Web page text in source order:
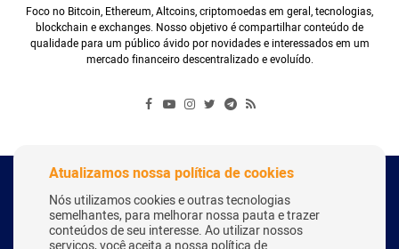
Foco no Bitcoin, Ethereum, Altcoins, criptomoedas em geral, tecnologias,
blockchain e exchanges. Nosso objetivo é compartilhar conteúdo de
qualidade para um público ávido por novidades e interessados em um
mercado financeiro descentralizado e evoluído.
Copyright Webitcoin 2018 - Todos os Direitos Reservados
Atualizamos nossa política de cookies
Nós utilizamos cookies e outras tecnologias
semelhantes, para melhorar nossa pauta e trazer
conteúdos de seu interesse. Ao utilizar nossos